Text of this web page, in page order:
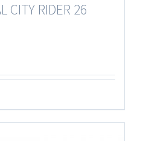
CITY RIDER 26